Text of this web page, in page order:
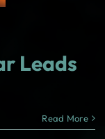
Leads
Read More